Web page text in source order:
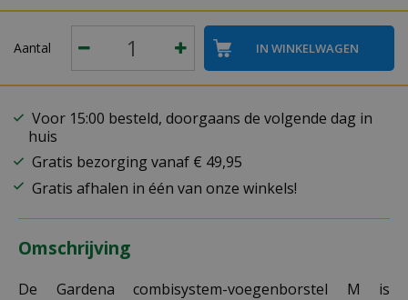
Aantal
Voor 15:00 besteld, doorgaans de volgende dag in
huis
Gratis bezorging vanaf € 49,95
Gratis afhalen in één van onze winkels!
Omschrijving
De Gardena combisystem-voegenborstel M is